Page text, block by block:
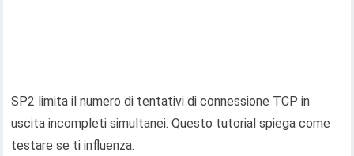
SP2 limita il numero di tentativi di connessione TCP in
uscita incompleti simultanei. Questo tutorial spiega come
testare se ti influenza.